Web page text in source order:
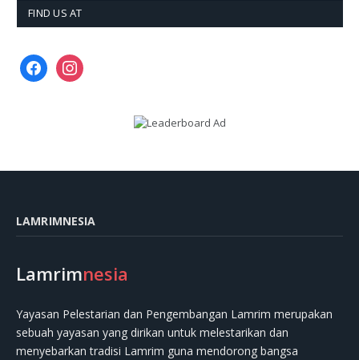
FIND US AT
facebookinstagram
LAMRIMNESIA
Lamrimnesia
Yayasan Pelestarian dan Pengembangan Lamrim merupakan
sebuah yayasan yang dirikan untuk melestarikan dan
menyebarkan tradisi Lamrim guna mendorong bangsa